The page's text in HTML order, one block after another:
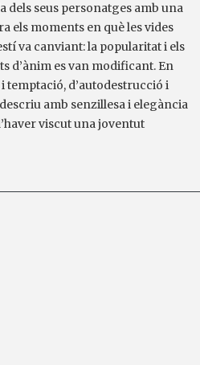
dels seus personatges amb una
els moments en què les vides
va canviant: la popularitat i els
d’ànim es van modificant. En
temptació, d’autodestrucció i
amb senzillesa i elegància
viscut una joventut